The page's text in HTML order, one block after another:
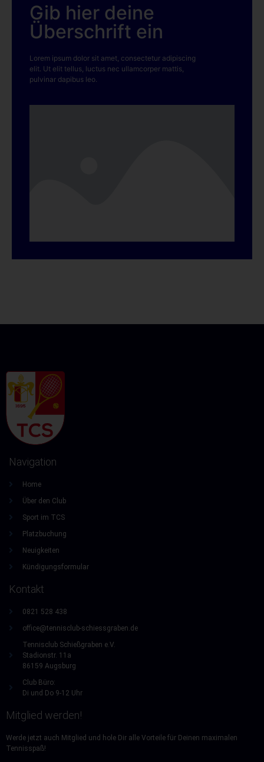
Gib hier deine
Überschrift ein
Lorem ipsum dolor sit amet, consectetur adipiscing
elit. Ut elit tellus, luctus nec ullamcorper mattis,
pulvinar dapibus leo.
Navigation
Home
Über den Club
Sport im TCS
Platzbuchung
Neuigkeiten
Kündigungsformular
Kontakt
0821 528 438
office@tennisclub-schiessgraben.de
Tennisclub Schießgraben e.V.
Stadionstr. 11a
86159 Augsburg
Club Büro:
Di und Do 9-12 Uhr
Mitglied werden!
Werde jetzt auch Mitglied und hole Dir alle Vorteile für Deinen maximalen
Tennisspaß!